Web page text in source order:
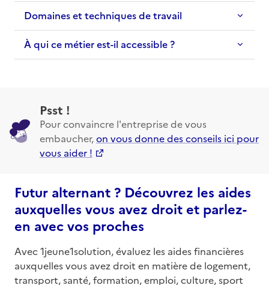
Domaines et techniques de travail
À qui ce métier est-il accessible ?
Psst !
Pour convaincre l'entreprise de vous
embaucher,on vous donne des conseils ici pour
vous aider !
Futur alternant ? Découvrez les aides
auxquelles vous avez droit et parlez-
en avec vos proches
Avec 1jeune1solution, évaluez les aides financières
auxquelles vous avez droit en matière de logement,
transport, santé, formation, emploi, culture, sport